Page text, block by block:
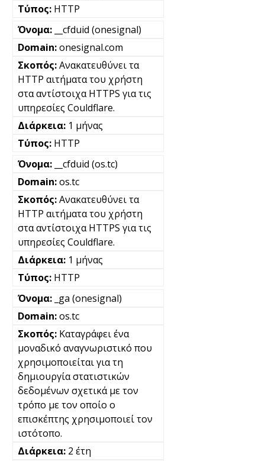
HTTP
__cfduid (onesignal)
onesignal.com
Ανακατευθύνει τα
HTTP αιτήματα του χρήστη
στα αντίστοιχα HTTPS για τις
υπηρεσίες Couldflare.
1 μήνας
HTTP
__cfduid (os.tc)
os.tc
Ανακατευθύνει τα
HTTP αιτήματα του χρήστη
στα αντίστοιχα HTTPS για τις
υπηρεσίες Couldflare.
1 μήνας
HTTP
_ga (onesignal)
os.tc
Καταγράφει ένα
μοναδικό αναγνωριστικό που
χρησιμοποιείται για τη
δημιουργία στατιστικών
δεδομένων σχετικά με τον
τρόπο με τον οποίο ο
επισκέπτης χρησιμοποιεί τον
ιστότοπο.
2 έτη